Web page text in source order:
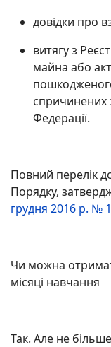
довідки про
витягу з
майна або
спричинених
Федерації.
Повний перелік
Порядку,
грудня 2016 р. №
Чи можна
місяці навчання
Так. Але не